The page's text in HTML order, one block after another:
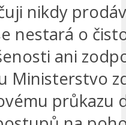
nikdy
nestará o
ani
Ministerstvo
průkazu